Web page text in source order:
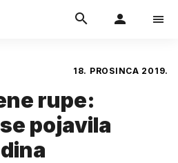
18. PROSINCA 2019.
rupe:
pojavila